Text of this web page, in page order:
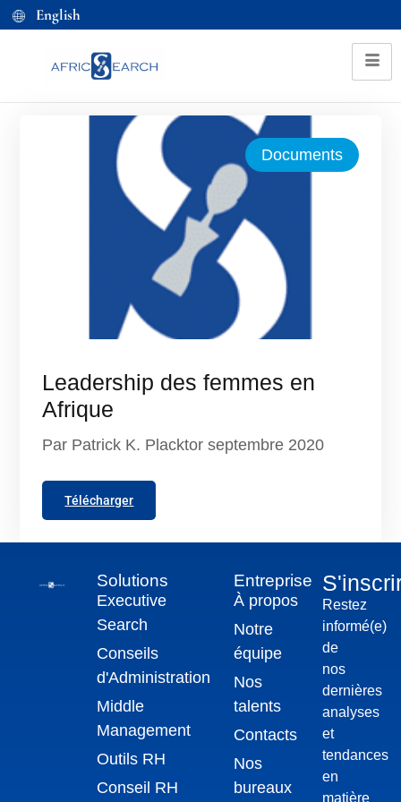
English
Documents
Leadership des femmes en
Afrique
Par Patrick K. Placktor septembre 2020
Télécharger
Solutions
Executive
Search
Conseils
d'Administration
⁠Middle
Management
⁠Outils RH
Conseil RH
Entreprise
À propos
Notre
équipe
Nos
talents
Contacts
Nos
bureaux
Restez
informé(e)
de
nos
dernières
analyses
et
tendances
en
matière